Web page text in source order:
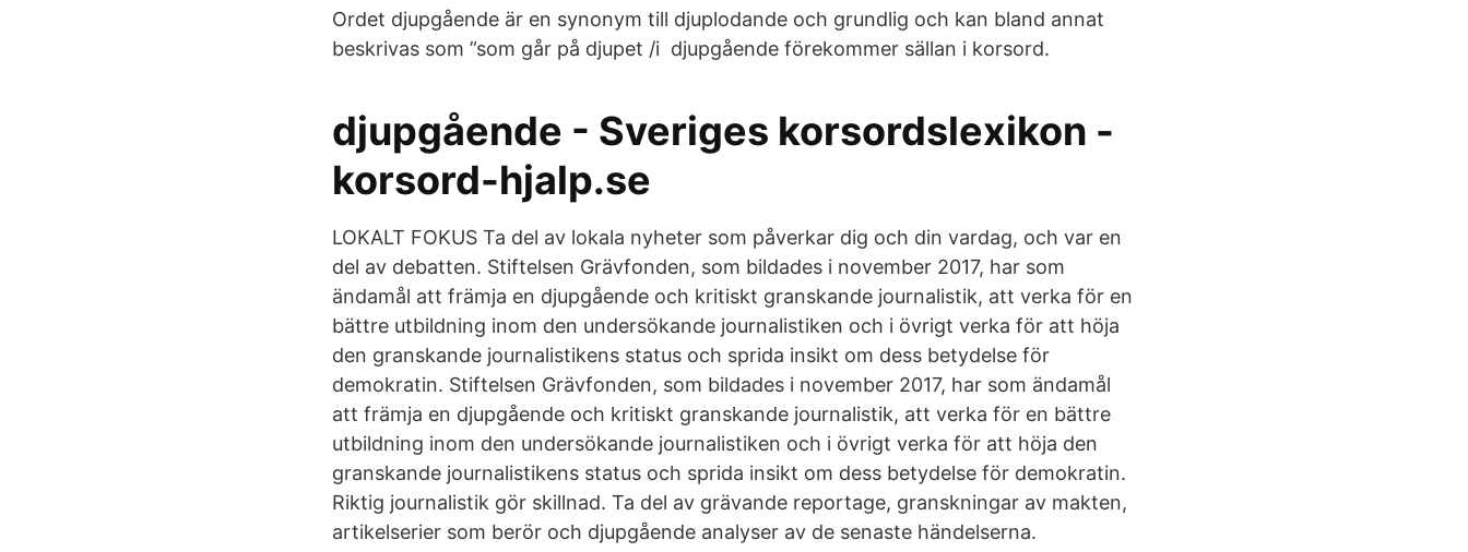
Ordet djupgående är en synonym till djuplodande och grundlig och kan bland annat
beskrivas som ”som går på djupet /i djupgående förekommer sällan i korsord.
djupgående - Sveriges korsordslexikon -
korsord-hjalp.se
LOKALT FOKUS Ta del av lokala nyheter som påverkar dig och din vardag, och var en
del av debatten. Stiftelsen Grävfonden, som bildades i november 2017, har som
ändamål att främja en djupgående och kritiskt granskande journalistik, att verka för en
bättre utbildning inom den undersökande journalistiken och i övrigt verka för att höja
den granskande journalistikens status och sprida insikt om dess betydelse för
demokratin. Stiftelsen Grävfonden, som bildades i november 2017, har som ändamål
att främja en djupgående och kritiskt granskande journalistik, att verka för en bättre
utbildning inom den undersökande journalistiken och i övrigt verka för att höja den
granskande journalistikens status och sprida insikt om dess betydelse för demokratin.
Riktig journalistik gör skillnad. Ta del av grävande reportage, granskningar av makten,
artikelserier som berör och djupgående analyser av de senaste händelserna.